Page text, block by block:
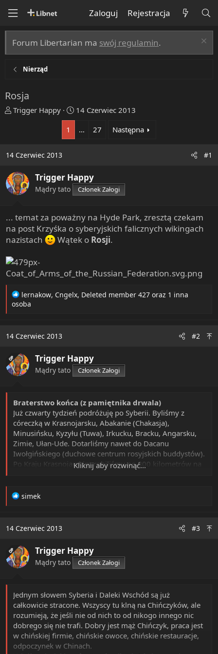
Zaloguj Rejestracja
Forum Libertarian ma swój regulamin.
Nierząd
Rosja
T
a
d
s
t
a
e
r
Trigger Happy
R
ę
14 Czerwiec 2013
1
… 27 Następna
14 Czerwiec 2013 #1
Trigger Happy
Mądry tato Członek Załogi
... temat za poważny na Hyde Park, zresztą czekam
na post Krzyśka o syberyjskich falicznych wikingach
nazistach
Wątek o Rosji.
R
e
i
n
s
:
lernakow, Cngelx, Deleted member 427 oraz 1 inna
osoba
14 Czerwiec 2013 #2
OP Trigger Happy
Mądry tato Członek Załogi
Braterstwo końca (z pamiętnika drwala)
Już czwarty tydzień podróżuję po Syberii. Byliśmy z
córeczką w Krasnojarsku, Abakanie (Chakasja),
Minusińsku, Kyzyłu (Tuwa), Irkucku, Bracku, Angarsku,
Zimie, Ułan-Ude. Dotarliśmy nawet do Dacanu
Iwołgińskiego (duchowe centrum rosyjskich buddystów).
Po Kraju Krasnojarskim robiliśmy po 800 kilometrów na
naszym samochodem nie zdążyło nawet odfrunąć stado
trzeba wymienić przednią szybę.
zapi*rdalaliśmy po stepie albo półpustyni . Tak było w
Chakassji, Tuwie i na przedgórzu Tybetu.
Tutaj jest bardzo ładnie. Znaczy się baaaaaaaardzo ładnie.
UMARŁ
Bez żadnej przesady. Ale nikt tego nie zauważył.
Po prostu o nim dawno temu wszyscy zapomnieli.
Z Ułan-Ude córka pojechała pociągiem do Moskwy, a ja
wysiadłem w Angarsku, gdzie przywitał mnie stary
znajomy. Więc pognaliśmy na północ przez różne miasta
Kliknij aby rozwinąć...
R
t
o
n
s
simek
14 Czerwiec 2013 #3
OP Trigger Happy
Mądry tato Członek Załogi
Jednym słowem Syberia i Daleki Wschód są już
całkowicie stracone. Wszyscy tu klną na Chińczyków, ale
rozumieją, że jeśli nie od nich to od nikogo innego nic
dobrego się nie trafi. Dobry jest mąż Chińczyk, praca jest
w chińskiej firmie, chińskie owoce, chińskie restauracje,
odpoczynek w Chinach.